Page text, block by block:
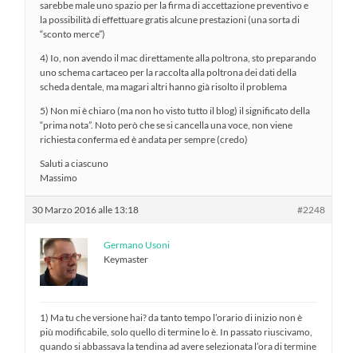
sarebbe male uno spazio per la firma di accettazione preventivo e
la possibilità di effettuare gratis alcune prestazioni (una sorta di
“sconto merce”)
4) Io, non avendo il mac direttamente alla poltrona, sto preparando
uno schema cartaceo per la raccolta alla poltrona dei dati della
scheda dentale, ma magari altri hanno già risolto il problema
5) Non mi è chiaro (ma non ho visto tutto il blog) il significato della
“prima nota”. Noto però che se si cancella una voce, non viene
richiesta conferma ed è andata per sempre (credo)
Saluti a ciascuno
Massimo
30 Marzo 2016 alle 13:18 #2248
Germano Usoni
Keymaster
1) Ma tu che versione hai? da tanto tempo l’orario di inizio non è
più modificabile, solo quello di termine lo è. In passato riuscivamo,
quando si abbassava la tendina ad avere selezionata l’ora di termine